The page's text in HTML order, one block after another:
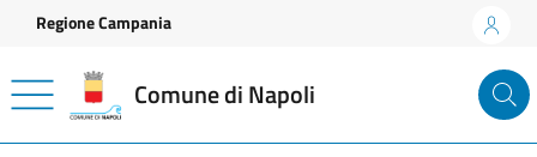
Vai ai contenuti
Vai al footer
Regione Campania
Comune di Napoli